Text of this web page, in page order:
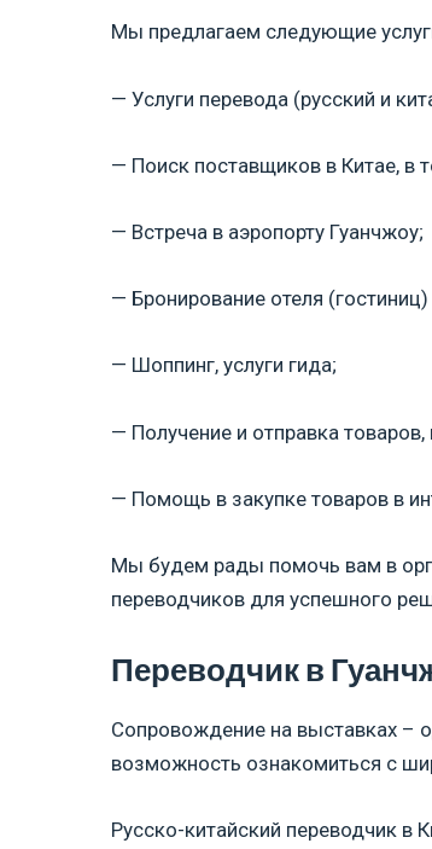
Мы предлагаем следующие
— Услуги перевода (русский и
— Поиск поставщиков в Китае, в
— Встреча в аэропорту Гуанчжоу;
— Бронирование отеля
— Шоппинг, услуги гида;
— Получение и отправка
— Помощь в закупке товаров в
Мы будем рады помочь вам в
переводчиков для успешного
Переводчик в
Сопровождение на выставках –
возможность ознакомиться с
Русско-китайский переводчик в